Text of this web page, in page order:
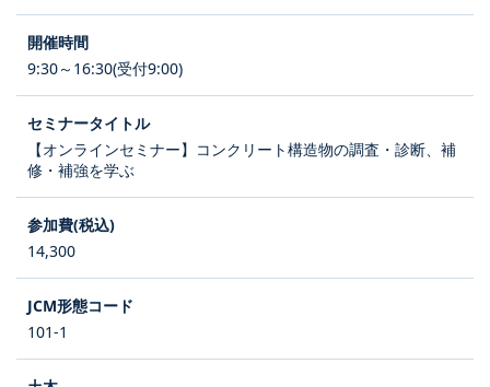
9:30～16:30(受付9:00)
【オンラインセミナー】コンクリート構造物の調査・診断、補
修・補強を学ぶ
14,300
101-1